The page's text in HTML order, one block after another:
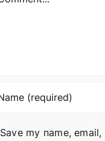
Save my name,